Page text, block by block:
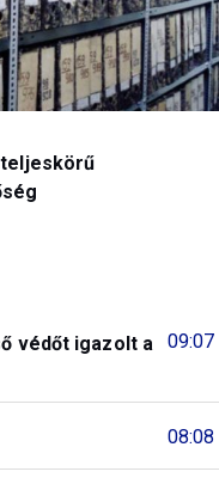
09:07
védőt igazolt a
08:08